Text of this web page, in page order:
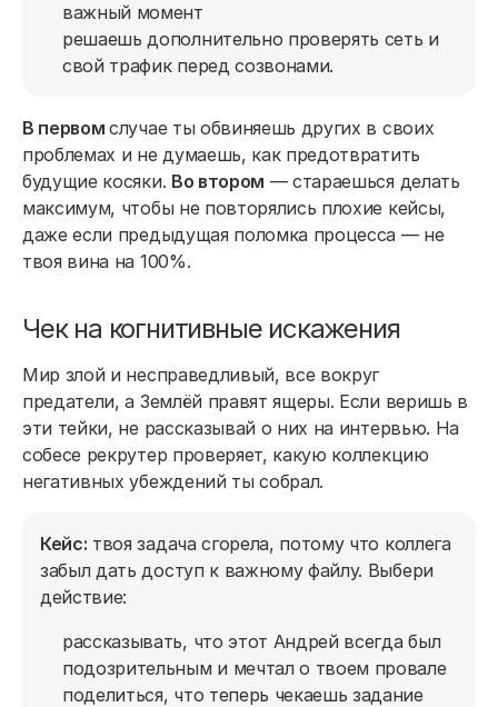
важный момент
решаешь дополнительно проверять сеть и
свой трафик перед созвонами.
В первомслучае ты обвиняешь других в своих
проблемах и не думаешь, как предотвратить
будущие косяки. Во втором — стараешься делать
максимум, чтобы не повторялись плохие кейсы,
даже если предыдущая поломка процесса — не
твоя вина на 100%.
Чек на когнитивные искажения
Мир злой и несправедливый, все вокруг
предатели, а Землёй правят ящеры. Если веришь в
эти тейки, не рассказывай о них на интервью. На
собесе рекрутер проверяет, какую коллекцию
негативных убеждений ты собрал.
Кейс: твоя задача сгорела, потому что коллега
забыл дать доступ к важному файлу. Выбери
действие:
рассказывать, что этот Андрей всегда был
подозрительным и мечтал о твоем провале
поделиться, что теперь чекаешь задание